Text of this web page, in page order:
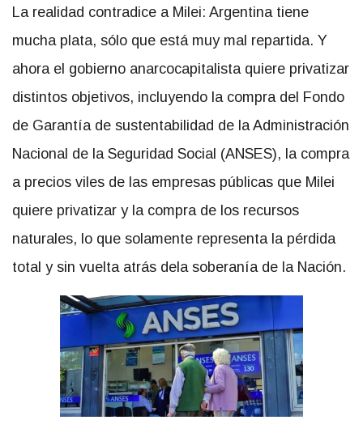
La realidad contradice a Milei: Argentina tiene
mucha plata, sólo que está muy mal repartida. Y
ahora el gobierno anarcocapitalista quiere privatizar
distintos objetivos, incluyendo la compra del Fondo
de Garantía de sustentabilidad de la Administración
Nacional de la Seguridad Social (ANSES), la compra
a precios viles de las empresas públicas que Milei
quiere privatizar y la compra de los recursos
naturales, lo que solamente representa la pérdida
total y sin vuelta atrás dela soberanía de la Nación.